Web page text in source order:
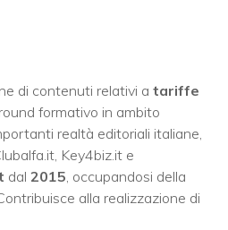
di contenuti relativi a tariffe
formativo in ambito
realtà editoriali italiane,
, Key4biz.it e
dal 2015, occupandosi della
alla realizzazione di